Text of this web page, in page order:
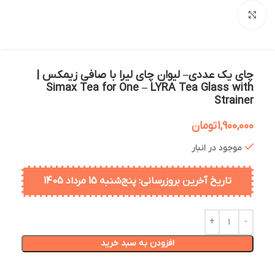
چای یک عددی– لیوان چای لیرا با صافی زیمکس |
Simax Tea for One – LYRA Tea Glass with
Strainer
1,900,000تومان
موجود در انبار
تاریخ آخرین بروزرسانی: پنج‌شنبه 15 مرداد 1405
افزودن به سبد خرید